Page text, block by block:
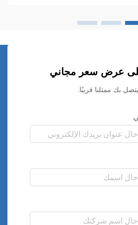
عرض سعر مجاني
بك ممثلنا قريبًا.